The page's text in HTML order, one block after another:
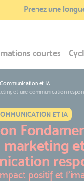
Prenez une
courtes
et IA
et une communication
ET IA
marketing
positif et